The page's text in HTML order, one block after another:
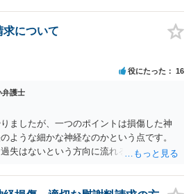
について
役にたった 16
弁護士
ましたが、一つのポイントは損傷した神
ような細かな神経なのかという点です。
失はないという方向に流れる可能性があ
りますので弁護士費用を支払う価値はあ